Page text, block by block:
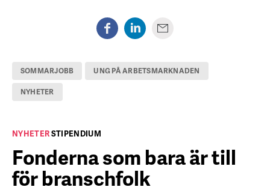
SOMMARJOBB UNG PÅ ARBETSMARKNADEN
NYHETER
NYHETERSTIPENDIUM
Fonderna som bara är till
för branschfolk